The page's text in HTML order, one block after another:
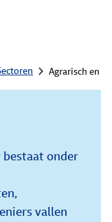
Agrarisch en
bestaat onder
vallen